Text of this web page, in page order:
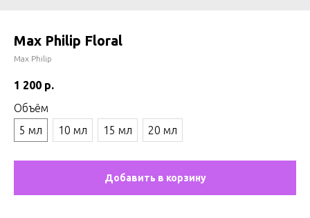
Max Philip Floral
Max Philip
1 200 р.
Объём
5 мл
10 мл 15 мл 20 мл
Добавить в корзину